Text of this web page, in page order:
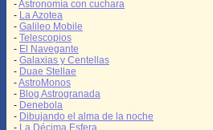
-Astronomía con cuchara
- La Azotea
- Galileo Mobile
- Telescopios
- El Navegante
- Galaxias y Centellas
- Duae Stellae
-AstroMonos
- Blog Astrogranada
- Denebola
- Dibujando el alma de la noche
- La Décima Esfera